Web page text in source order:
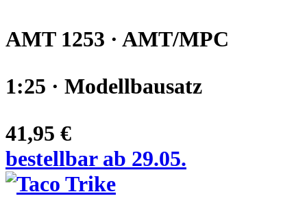
AMT 1253 · AMT/MPC
1:25 · Modellbausatz
41,95 €
bestellbar ab 29.05.